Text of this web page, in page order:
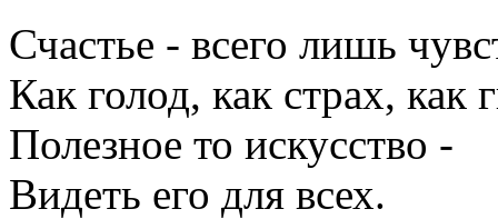
Счастье - все­го лишь
Как го­лод, как страх, как
По­лез­ное то ис­кусс­тво -
Ви­деть его для всех.